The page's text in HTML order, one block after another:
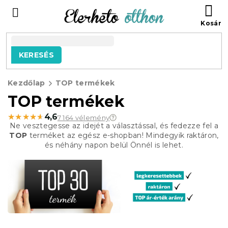
tartalomhoz
KERESÉS
Kezdőlap TOP termékek
TOP termékek
★★★★★
★★★★★ 4,67 164 vélemény
Ne vesztegesse az idejét a választással, és fedezze fel a
TOP terméket az egész e-shopban! Mindegyik raktáron,
és néhány napon belül Önnél is lehet.